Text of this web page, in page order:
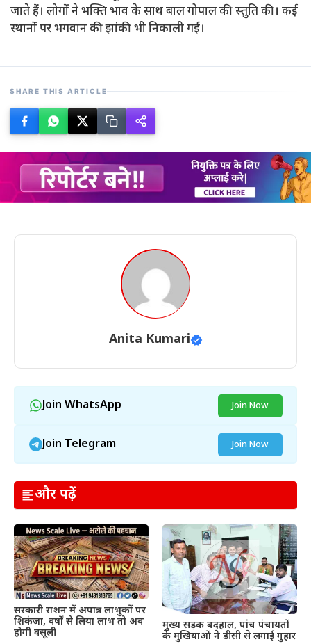
जाते हैं। लोगों ने भक्ति भाव के साथ बाल गोपाल की स्तुति की। कई
स्थानों पर भगवान की झांकी भी निकाली गई।
SHARE THIS ARTICLE
Anita Kumari
Join WhatsApp Join Now
Join Telegram Join Now
और पढ़ें
सरकारी राशन में अपात्र लाभुकों पर
शिकंजा, वर्षों से लिया लाभ तो अब
होगी वसूली
मुख्य सड़क बदहाल, पांच पंचायतों
के मुखियाओं ने डीसी से लगाई गुहार